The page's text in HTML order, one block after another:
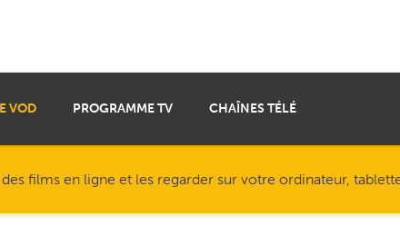
VOD PROGRAMME TV CHAÎNES TÉLÉ
films en ligne et les regarder sur votre ordinateur,